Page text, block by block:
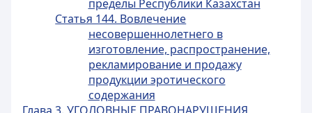
пределы Республики Казахстан
Статья 144. Вовлечение
несовершеннолетнего в
изготовление, распространение,
рекламирование и продажу
продукции эротического
содержания